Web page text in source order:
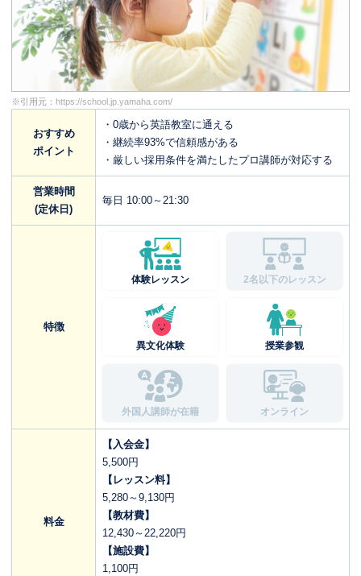
※引用元： https://school.jp.yamaha.com/
おすすめ
ポイント
・0歳から英語教室に通える
・継続率93%で信頼感がある
・厳しい採用条件を満たしたプロ講師が対応する
営業時間
(定休日)
毎日 10:00～21:30
特徴
体験レッスン 2名以下のレッスン
異文化体験 授業参観
外国人講師が在籍 オンライン
料金
【入会金】
5,500円
【レッスン料】
5,280～9,130円
【教材費】
12,430～22,220円
【施設費】
1,100円